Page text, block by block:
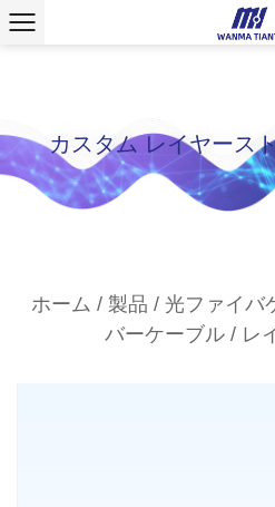
カスタム レイヤース
ホーム / 製品 / 光ファイバ
バーケーブル / レ